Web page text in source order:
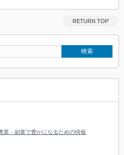
RETURN TOP
業・副業で豊かになるための情報